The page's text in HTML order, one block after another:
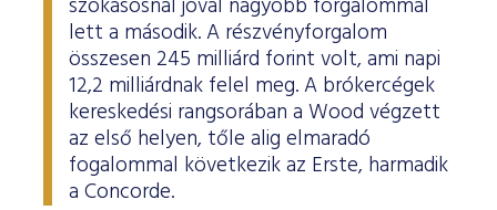
szokásosnál jóval nagyobb forgalommal
lett a második. A részvényforgalom
összesen 245 milliárd forint volt, ami napi
12,2 milliárdnak felel meg. A brókercégek
kereskedési rangsorában a Wood végzett
az első helyen, tőle alig elmaradó
fogalommal következik az Erste, harmadik
a Concorde.